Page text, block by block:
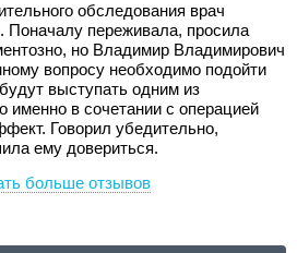
обследования врач
Поначалу переживала, просила
но Владимир Владимирович
вопросу необходимо подойти
выступать одним из
именно в сочетании с операцией
Говорил убедительно,
ему довериться.
больше отзывов